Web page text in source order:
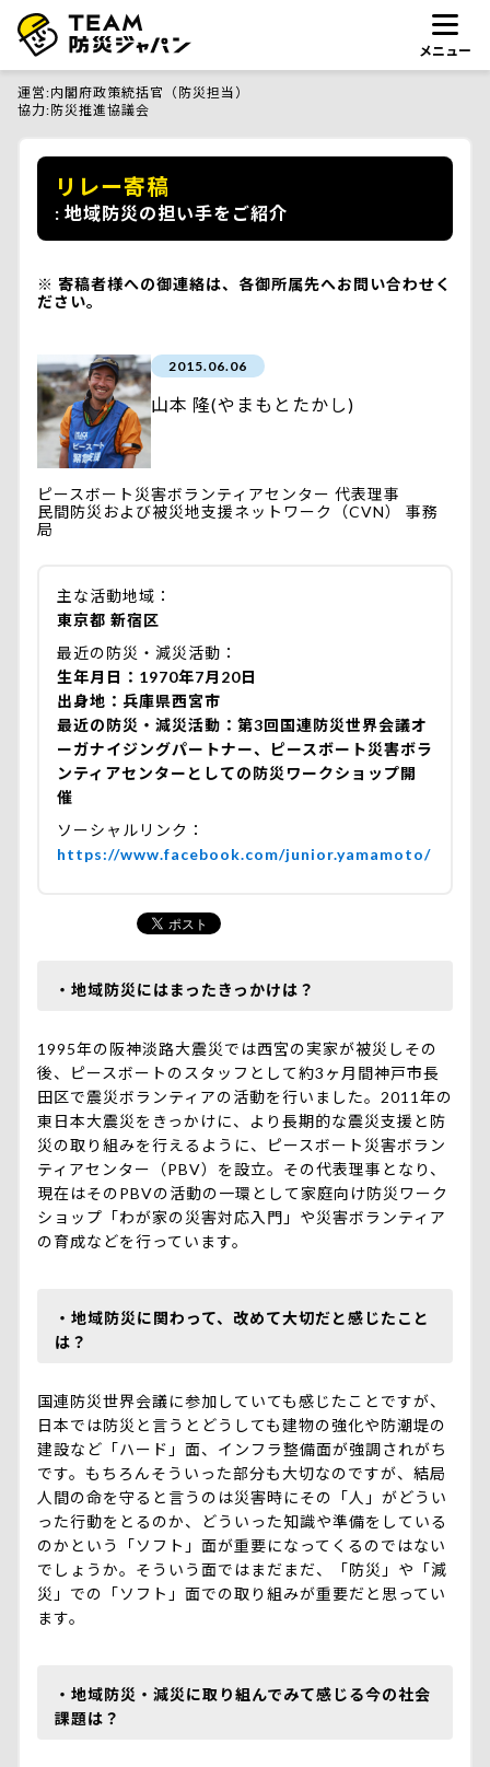
メニュー
運営 内閣府政策統括官（防災担当）
協力 防災推進協議会
リレー寄稿
地域防災の担い手をご紹介
寄稿者様への御連絡は、各御所属先へお問い合わせく
ださい。
2015.06.06
山本 隆(やまもとたかし)
ピースボート災害ボランティアセンター 代表理事
民間防災および被災地支援ネットワーク（CVN） 事務
局
主な活動地域
東京都 新宿区
最近の防災・減災活動
生年月日：1970年7月20日
出身地：兵庫県西宮市
最近の防災・減災活動：第3回国連防災世界会議オ
ーガナイジングパートナー、ピースボート災害ボラ
ンティアセンターとしての防災ワークショップ開
催
ソーシャルリンク
https://www.facebook.com/junior.yamamoto/
・地域防災にはまったきっかけは？
1995年の阪神淡路大震災では西宮の実家が被災しその
後、ピースボートのスタッフとして約3ヶ月間神戸市長
田区で震災ボランティアの活動を行いました。2011年の
東日本大震災をきっかけに、より長期的な震災支援と防
災の取り組みを行えるように、ピースボート災害ボラン
ティアセンター（PBV）を設立。その代表理事となり、
現在はそのPBVの活動の一環として家庭向け防災ワーク
ショップ「わが家の災害対応入門」や災害ボランティア
の育成などを行っています。
・地域防災に関わって、改めて大切だと感じたこと
は？
国連防災世界会議に参加していても感じたことですが、
日本では防災と言うとどうしても建物の強化や防潮堤の
建設など「ハード」面、インフラ整備面が強調されがち
です。もちろんそういった部分も大切なのですが、結局
人間の命を守ると言うのは災害時にその「人」がどうい
った行動をとるのか、どういった知識や準備をしている
のかという「ソフト」面が重要になってくるのではない
でしょうか。そういう面ではまだまだ、「防災」や「減
災」での「ソフト」面での取り組みが重要だと思ってい
ます。
・地域防災・減災に取り組んでみて感じる今の社会
課題は？